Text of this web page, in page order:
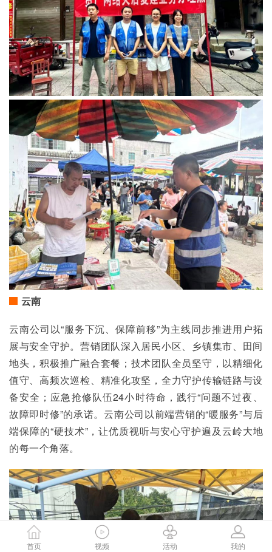
云南
云南公司以“服务下沉、保障前移”为主线同步推进用户拓
展与安全守护。营销团队深入居民小区、乡镇集市、田间
地头，积极推广融合套餐；技术团队全员坚守，以精细化
值守、高频次巡检、精准化攻坚，全力守护传输链路与设
备安全；应急抢修队伍24小时待命，践行“问题不过夜、
故障即时修”的承诺。云南公司以前端营销的“暖服务”与后
端保障的“硬技术”，让优质视听与安心守护遍及云岭大地
的每一个角落。
首页 视频 活动 我的